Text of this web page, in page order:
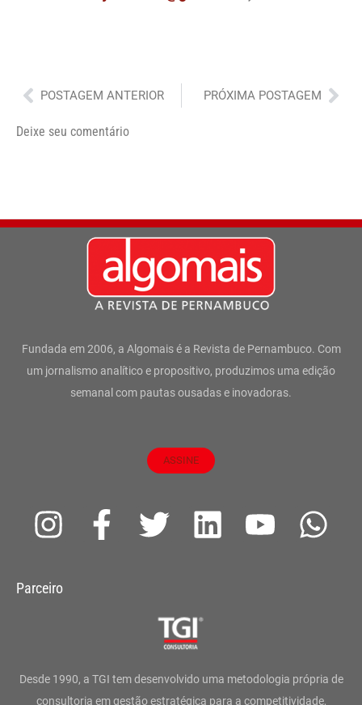
Anterior
POSTAGEM ANTERIOR PRÓXIMA POSTAGEM
Deixe seu comentário
Fundada em 2006, a Algomais é a Revista de Pernambuco. Com
um jornalismo analítico e propositivo, produzimos uma edição
semanal com pautas ousadas e inovadoras.
ASSINE
I
s
g
F
a
o
T
t
e
L
d
Y
b
W
a
Parceiro
Desde 1990, a TGI tem desenvolvido uma metodologia própria de
consultoria em gestão estratégica para a competitividade,